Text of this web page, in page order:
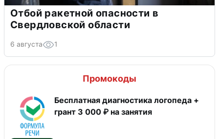
Отбой ракетной опасности в
Свердловской области
6 августа 1
Промокоды
Бесплатная диагностика логопеда +
грант 3 000 ₽ на занятия